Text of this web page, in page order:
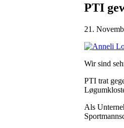
PTI
21.
Wir sind
PTI trat
Als